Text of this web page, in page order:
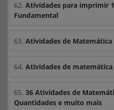
62. Atividades para imprimir
Fundamental
63. Atividades de
64. Atividades de matemática
65. 36 Atividades de
Quantidades e muito mais